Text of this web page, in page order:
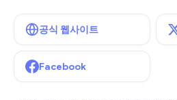
공식 웹사이트
Facebook